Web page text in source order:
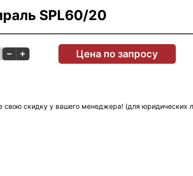
SPL60/20
Цена по запросу
свою скидку у вашего менеджера! (для юридических